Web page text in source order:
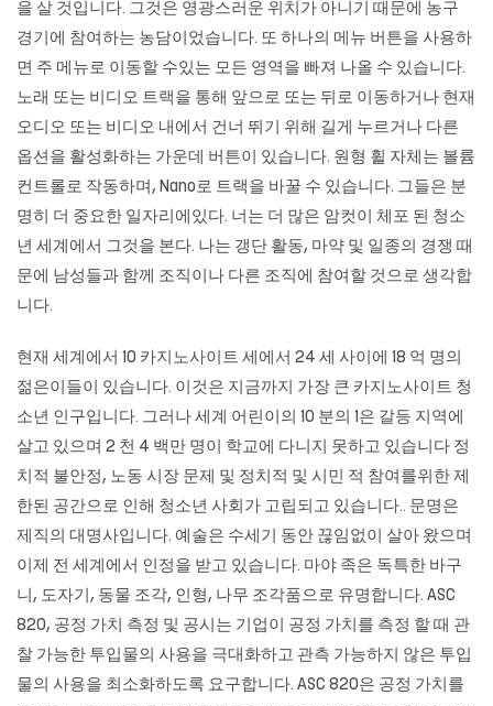
을 살 것입니다. 그것은 영광스러운 위치가 아니기 때문에 농구
경기에 참여하는 농담이었습니다. 또 하나의 메뉴 버튼을 사용하
면 주 메뉴로 이동할 수있는 모든 영역을 빠져 나올 수 있습니다.
노래 또는 비디오 트랙을 통해 앞으로 또는 뒤로 이동하거나 현재
오디오 또는 비디오 내에서 건너 뛰기 위해 길게 누르거나 다른
옵션을 활성화하는 가운데 버튼이 있습니다. 원형 휠 자체는 볼륨
컨트롤로 작동하며, Nano로 트랙을 바꿀 수 있습니다. 그들은 분
명히 더 중요한 일자리에있다. 너는 더 많은 암컷이 체포 된 청소
년 세계에서 그것을 본다. 나는 갱단 활동, 마약 및 일종의 경쟁 때
문에 남성들과 함께 조직이나 다른 조직에 참여할 것으로 생각합
니다.
현재 세계에서 10 카지노사이트 세에서 24 세 사이에 18 억 명의
젊은이들이 있습니다. 이것은 지금까지 가장 큰 카지노사이트 청
소년 인구입니다. 그러나 세계 어린이의 10 분의 1은 갈등 지역에
살고 있으며 2 천 4 백만 명이 학교에 다니지 못하고 있습니다 정
치적 불안정, 노동 시장 문제 및 정치적 및 시민 적 참여를위한 제
한된 공간으로 인해 청소년 사회가 고립되고 있습니다.. 문명은
제직의 대명사입니다. 예술은 수세기 동안 끊임없이 살아 왔으며
이제 전 세계에서 인정을 받고 있습니다. 마야 족은 독특한 바구
니, 도자기, 동물 조각, 인형, 나무 조각품으로 유명합니다. ASC
820, 공정 가치 측정 및 공시는 기업이 공정 가치를 측정 할 때 관
찰 가능한 투입물의 사용을 극대화하고 관측 가능하지 않은 투입
물의 사용을 최소화하도록 요구합니다. ASC 820은 공정 가치를